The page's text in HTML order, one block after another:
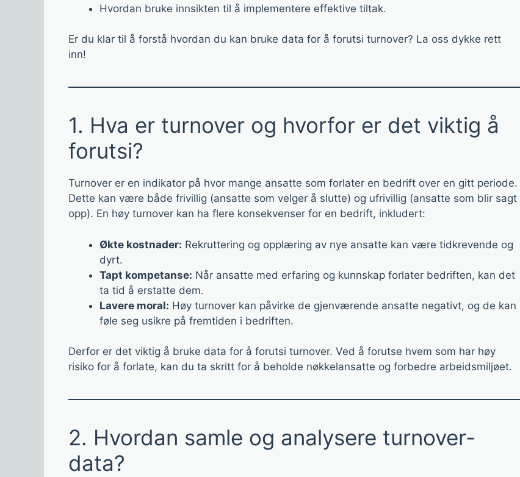
Hvordan bruke innsikten til å implementere effektive tiltak.
Er du klar til å forstå hvordan du kan bruke data for å forutsi turnover? La oss dykke rett
inn!
1. Hva er turnover og hvorfor er det viktig å
forutsi?
Turnover er en indikator på hvor mange ansatte som forlater en bedrift over en gitt periode.
Dette kan være både frivillig (ansatte som velger å slutte) og ufrivillig (ansatte som blir sagt
opp). En høy turnover kan ha flere konsekvenser for en bedrift, inkludert:
Økte kostnader: Rekruttering og opplæring av nye ansatte kan være tidkrevende og
dyrt.
Tapt kompetanse: Når ansatte med erfaring og kunnskap forlater bedriften, kan det
ta tid å erstatte dem.
Lavere moral: Høy turnover kan påvirke de gjenværende ansatte negativt, og de kan
føle seg usikre på fremtiden i bedriften.
Derfor er det viktig å bruke data for å forutsi turnover. Ved å forutse hvem som har høy
risiko for å forlate, kan du ta skritt for å beholde nøkkelansatte og forbedre arbeidsmiljøet.
2. Hvordan samle og analysere turnover-
data?